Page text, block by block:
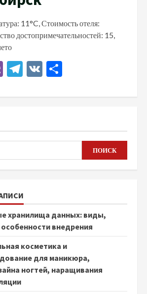
11°C, Стоимость отеля:
достопримечательностей: 15,
ViberTelegram
VK
ПОИСК
хранилища данных: виды,
внедрения
косметика и
для маникюра,
ногтей, наращивания